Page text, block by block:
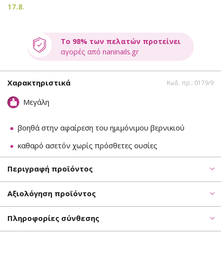
17.8.
Το 98% των πελατών προτείνει
αγορές από naninails.gr
Χαρακτηριστικά Κωδ. πρ.: 0179/9
Μεγάλη
βοηθά στην αφαίρεση του ημιμόνιμου βερνικιού
καθαρό ασετόν χωρίς πρόσθετες ουσίες
Περιγραφή προϊόντος
Αξιολόγηση προϊόντος
Πληροφορίες σύνθεσης